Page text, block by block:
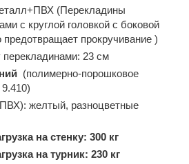
(Перекладины
с круглой головкой с боковой
предотвращает прокручивание )
23 см
(полимерно-порошковое
желтый, разноцветные
на стенку: 300 кг
на турник: 230 кг